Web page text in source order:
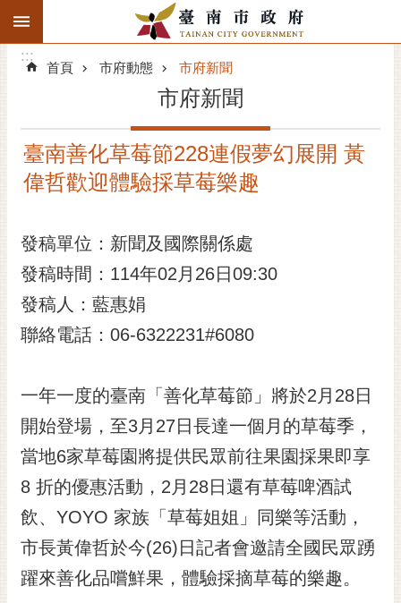
跳到主要內容區塊
搜
階
精彩府城
市府團隊
主題服務
市政資訊
黃
偉
哲
光
花
泉
:::
:::
首頁 市府動態 市府新聞
市府新聞
臺南善化草莓節228連假夢幻展開 黃
偉哲歡迎體驗採草莓樂趣
發稿單位：新聞及國際關係處
發稿時間：114年02月26日09:30
發稿人：藍惠娟
聯絡電話：06-6322231#6080
一年一度的臺南「善化草莓節」將於2月28日
開始登場，至3月27日長達一個月的草莓季，
當地6家草莓園將提供民眾前往果園採果即享
8 折的優惠活動，2月28日還有草莓啤酒試
飲、YOYO 家族「草莓姐姐」同樂等活動，
市長黃偉哲於今(26)日記者會邀請全國民眾踴
躍來善化品嚐鮮果，體驗採摘草莓的樂趣。